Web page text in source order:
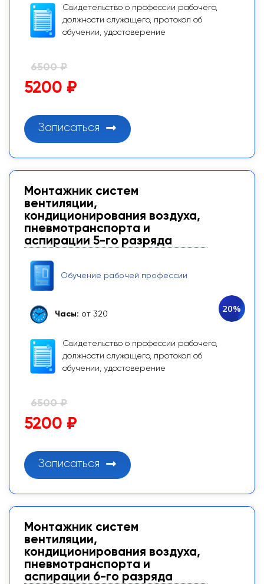
Свидетельство о профессии рабочего,
должности служащего, протокол об
обучении, удостоверение
6500 ₽
5200 ₽
Записаться
Монтажник систем
вентиляции,
кондиционирования воздуха,
пневмотранспорта и
аспирации 5-го разряда
Обучение рабочей профессии
Часы: от 320
Свидетельство о профессии рабочего,
должности служащего, протокол об
обучении, удостоверение
20%
6500 ₽
5200 ₽
Записаться
Монтажник систем
вентиляции,
кондиционирования воздуха,
пневмотранспорта и
аспирации 6-го разряда